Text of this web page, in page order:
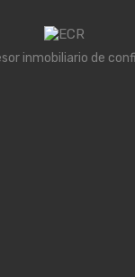
inmobiliario de